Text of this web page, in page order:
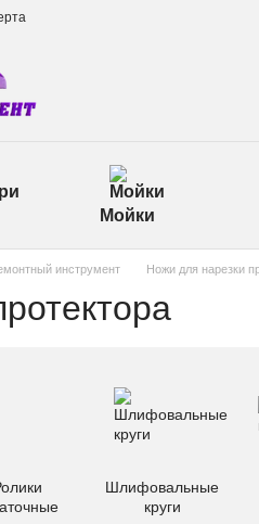
Мойки
инструмент Ножи для нарезки
Шлифовальные
круги